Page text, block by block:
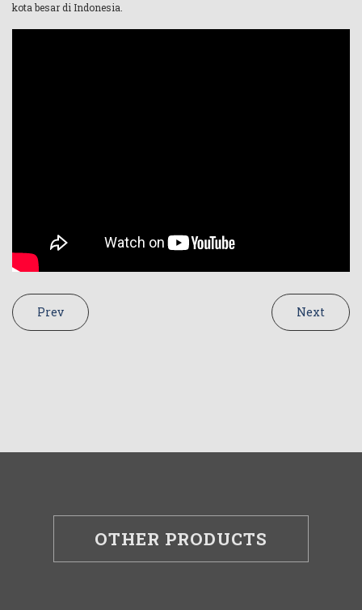
kota besar di Indonesia.
Prev Next
OTHER PRODUCTS